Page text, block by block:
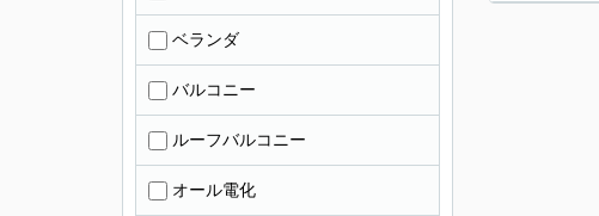
ベランダ
バルコニー
ルーフバルコニー
オール電化